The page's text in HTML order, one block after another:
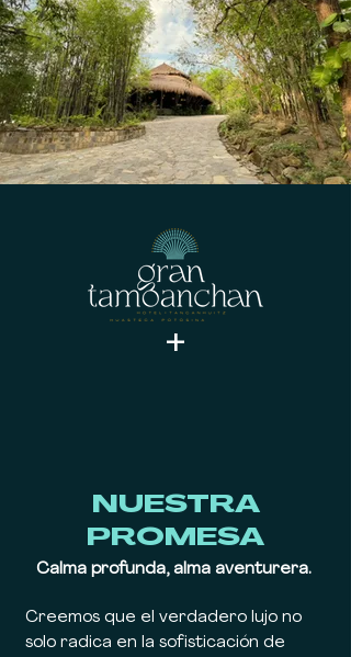
+
NUESTRA
PROMESA
Calma profunda, alma aventurera.
Creemos que el verdadero lujo no
solo radica en la sofisticación de